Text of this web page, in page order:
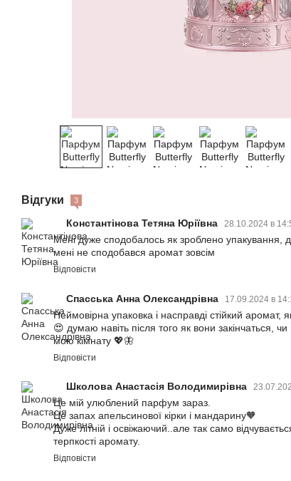
Відгуки 3
Константінова Тетяна Юріївна 28.10.2024 в
Мені дуже сподобалось як зроблено упакування,
мені не сподобався аромат зовсім
Відповісти
Спасська Анна Олександрівна 17.09.2024 в
Неймовірна упаковка і насправді стійкий
😍 думаю навіть після того як вони закінчаться,
мою кімнату 💖🦋
Відповісти
Школова Анастасія Володимирівна
Це мій улюблений парфум зараз.
Це запах апельсинової кірки і мандарину🧡
Дуже літній і освіжаючий..але так само
терпкості аромату.
Відповісти